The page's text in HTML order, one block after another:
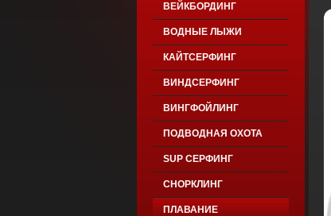
ВЕЙКБОРДИНГ
ВОДНЫЕ ЛЫЖИ
КАЙТСЕРФИНГ
ВИНДСЕРФИНГ
ВИНГФОЙЛИНГ
ПОДВОДНАЯ ОХОТА
SUP СЕРФИНГ
СНОРКЛИНГ
ПЛАВАНИЕ